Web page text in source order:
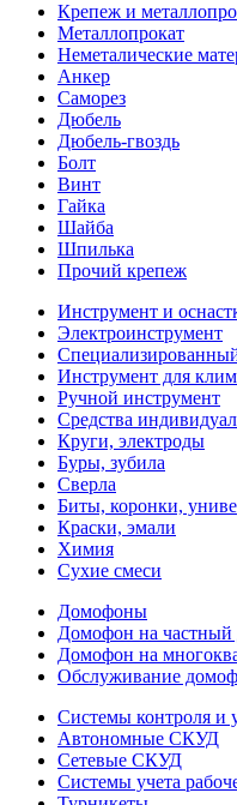
Крепеж и
Металлопрокат
Неметалические
Анкер
Саморез
Дюбель
Дюбель-гвоздь
Болт
Винт
Гайка
Шайба
Шпилька
Прочий крепеж
Инструмент и
Электроинструмент
Инструмент для
Ручной инструмент
Средства
Круги, электроды
Буры, зубила
Сверла
Биты, коронки,
Краски, эмали
Химия
Сухие смеси
Домофоны
Домофон на
Домофон на
Обслуживание
Системы контроля и
Автономные СКУД
Сетевые СКУД
Системы учета